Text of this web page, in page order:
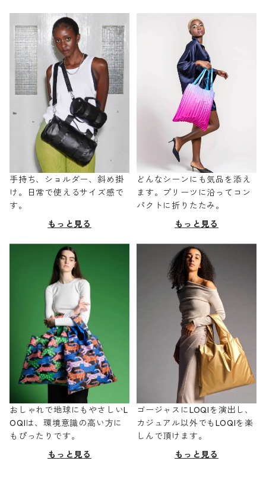
手持ち、ショルダー、斜め掛
け。日常で使えるサイズ感で
す。
もっと見る
どんなシーンにも気品を添え
ます。プリーツに沿ってコン
パクトに折りたたみ。
もっと見る
おしゃれで地球にもやさしいL
OQIは、環境意識の高い方に
もぴったりです。
もっと見る
ゴージャスにLOQIを演出し、
カジュアル以外でもLOQIを楽
しんで頂けます。
もっと見る